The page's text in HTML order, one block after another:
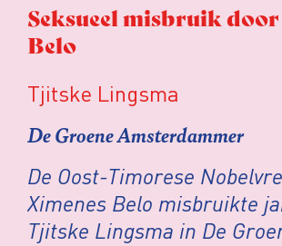
Seksueel misbruik
Belo
Tjitske Lingsma
De Groene Amsterdammer
De Oost-Timorese
Ximenes Belo misbruikte
Tjitske Lingsma in De